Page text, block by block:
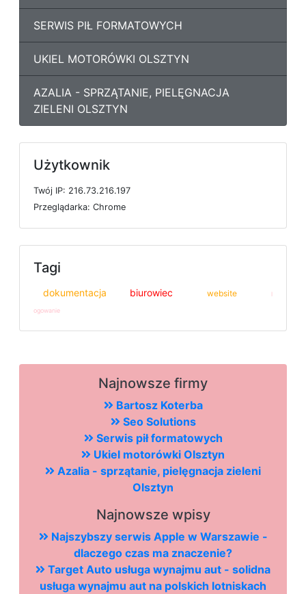
SERWIS PIŁ FORMATOWYCH
UKIEL MOTORÓWKI OLSZTYN
AZALIA - SPRZĄTANIE, PIELĘGNACJA
ZIELENI OLSZTYN
Użytkownik
Twój IP: 216.73.216.197
Przeglądarka: Chrome
Tagi
dokumentacja biurowiec website l
ogowanie
Najnowsze firmy
Bartosz Koterba
Seo Solutions
Serwis pił formatowych
Ukiel motorówki Olsztyn
Azalia - sprzątanie, pielęgnacja zieleni
Olsztyn
Najnowsze wpisy
Najszybszy serwis Apple w Warszawie -
dlaczego czas ma znaczenie?
Target Auto usługa wynajmu aut - solidna
usługa wynajmu aut na polskich lotniskach